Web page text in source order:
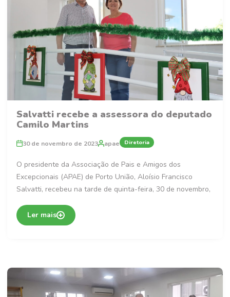
Salvatti recebe a assessora do deputado
Camilo Martins
30 de novembro de 2023 apae Diretoria
O presidente da Associação de Pais e Amigos dos
Excepcionais (APAE) de Porto União, Aloísio Francisco
Salvatti, recebeu na tarde de quinta-feira, 30 de novembro,
Ler mais